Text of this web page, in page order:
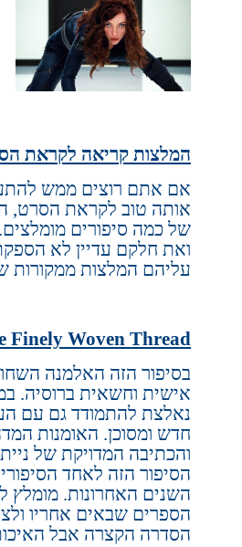
המלצות קריאה לקראת
אם אתם רוצים ממש
אותה טוב לקראת הסרט,
של כמה סיפורים
ואת חלקם עדיין לא
עליהם המלצות ממקורות
Finely Woven Thread
בסיפור הזה האלמנה
אישית וחשאית ברוסיה.
נאלצת להתמודד גם עם
חדש ומסוכן. האומנות
והכתיבה המדויקת של
הסיפור הזה לאחד
השנים האחרונות. מומלץ
הספרים שבאים אחריו
הסדרה הקצרה אבל